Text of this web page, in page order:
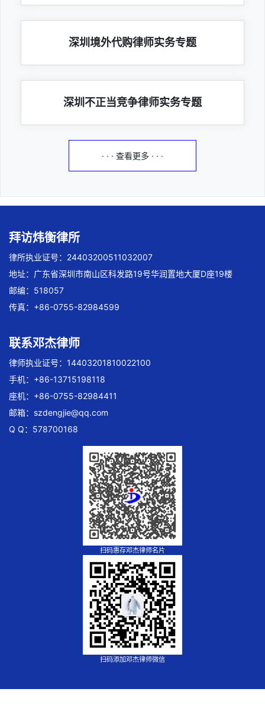
深圳境外代购律师实务专题
深圳不正当竞争律师实务专题
· · · 查看更多 · · ·
拜访炜衡律所
律所执业证号：24403200511032007
地址：广东省深圳市南山区科发路19号华润置地大厦D座19楼
邮编：518057
传真：+86-0755-82984599
联系邓杰律师
律师执业证号：14403201810022100
手机：+86-13715198118
座机：+86-0755-82984411
邮箱： szdengjie@qq.com
Q Q：578700168
扫码惠存邓杰律师名片
扫码添加邓杰律师微信